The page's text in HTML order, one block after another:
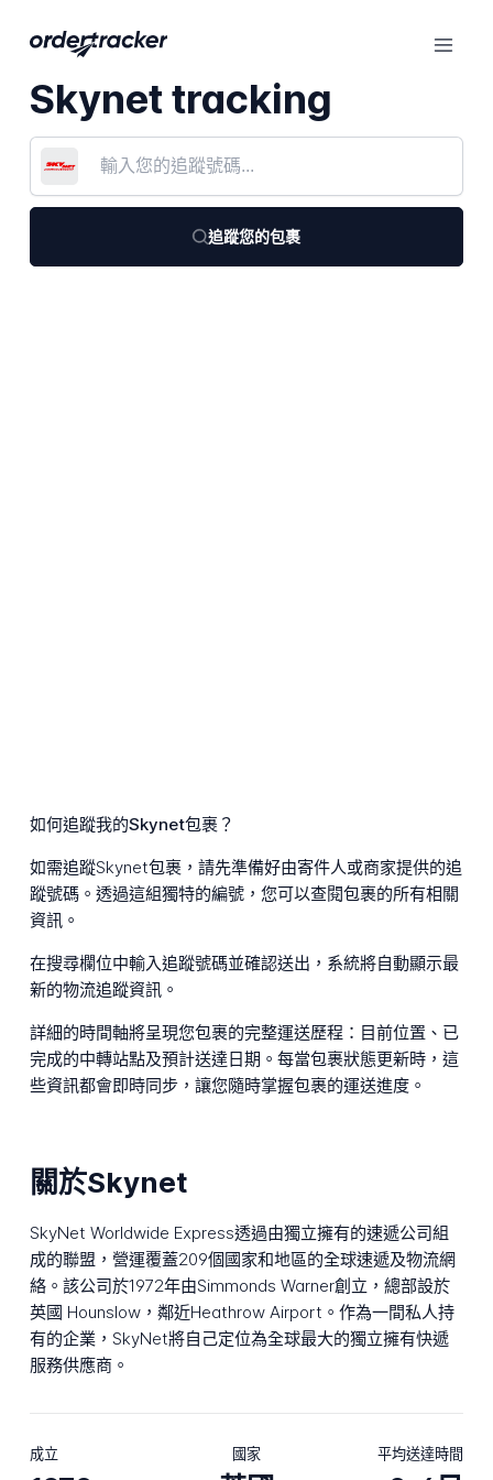
Skynet tracking
追蹤您的包裹
如何追蹤我的Skynet包裹？
如需追蹤Skynet包裹，請先準備好由寄件人或商家提供的追
蹤號碼。透過這組獨特的編號，您可以查閱包裹的所有相關
資訊。
在搜尋欄位中輸入追蹤號碼並確認送出，系統將自動顯示最
新的物流追蹤資訊。
詳細的時間軸將呈現您包裹的完整運送歷程：目前位置、已
完成的中轉站點及預計送達日期。每當包裹狀態更新時，這
些資訊都會即時同步，讓您隨時掌握包裹的運送進度。
關於Skynet
SkyNet Worldwide Express透過由獨立擁有的速遞公司組
成的聯盟，營運覆蓋209個國家和地區的全球速遞及物流網
絡。該公司於1972年由Simmonds Warner創立，總部設於
英國 Hounslow，鄰近Heathrow Airport。作為一間私人持
有的企業，SkyNet將自己定位為全球最大的獨立擁有快遞
服務供應商。
成立 國家 平均送達時間